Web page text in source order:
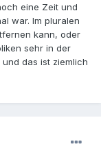
eine Zeit und
war. Im pluralen
kann, oder
sehr in der
das ist ziemlich